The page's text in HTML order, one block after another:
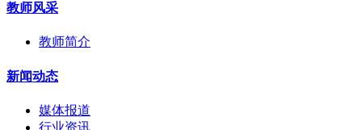
教师风采
教师简介
新闻动态
媒体报道
行业资讯